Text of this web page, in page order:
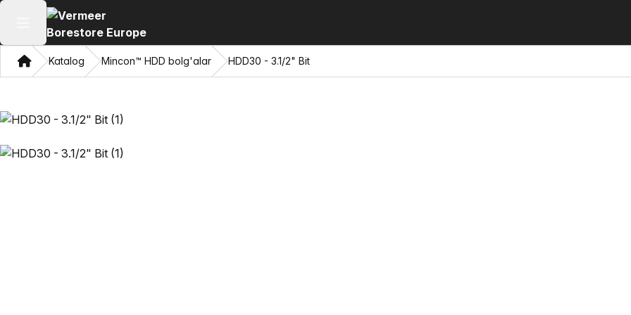
Asosiy menyuni ochish
Bosh sahifa
Katalog Mincon™ HDD bolg'alar HDD30 - 3.1/2" Bit